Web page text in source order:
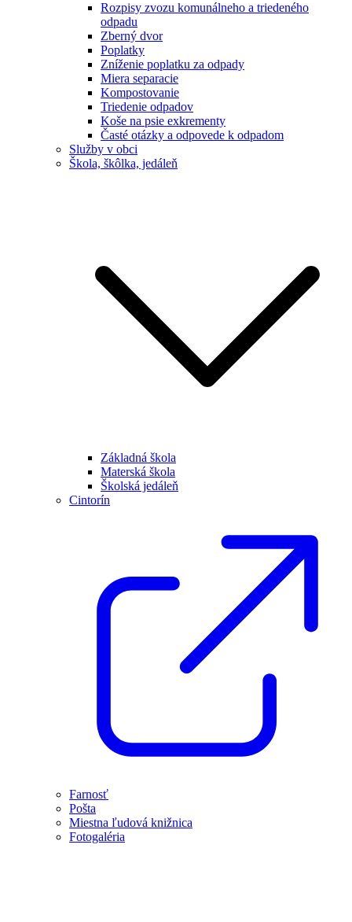
Rozpisy zvozu komunálneho a triedeného
odpadu
Zberný dvor
Poplatky
Zníženie poplatku za odpady
Miera separacie
Kompostovanie
Triedenie odpadov
Koše na psie exkrementy
Časté otázky a odpovede k odpadom
Služby v obci
Škola, škôlka, jedáleň
Základná škola
Materská škola
Školská jedáleň
Cintorín
Farnosť
Pošta
Miestna ľudová knižnica
Fotogaléria